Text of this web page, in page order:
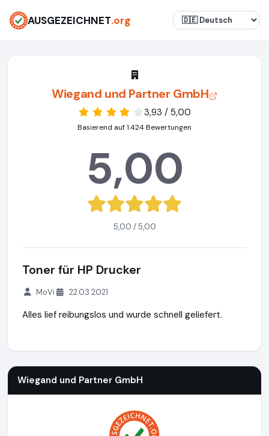
AUSGEZEICHNET.org
Wiegand und Partner GmbH
3,93 / 5,00
Basierend auf 1.424 Bewertungen
5,00
5,00 / 5,00
Toner für HP Drucker
MoVi 22.03.2021
Alles lief reibungslos und wurde schnell geliefert.
Wiegand und Partner GmbH